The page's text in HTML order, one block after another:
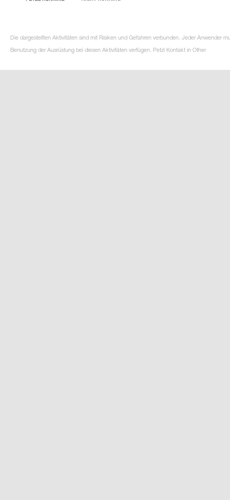
Die dargestellten Aktivitäten sind mit Risiken und Gefahren verbunden. Jeder Anwender
Benutzung der Ausrüstung bei diesen Aktivitäten verfügen. Petzl Kontakt in Other